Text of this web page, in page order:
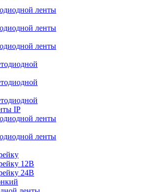
ленты
ленты
ленты
IP
ленты
ленты
12В
24В